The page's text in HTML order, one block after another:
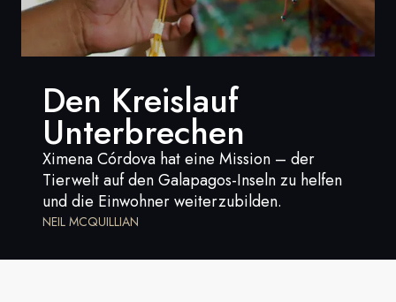
Deutschland
Deutschland
Frankreich
Schweden
Dänemark
Norwegen
Den Kreislauf
Unterbrechen
Ximena Córdova hat eine Mission – der
Tierwelt auf den Galapagos-Inseln zu helfen
und die Einwohner weiterzubilden.
NEIL MCQUILLIAN